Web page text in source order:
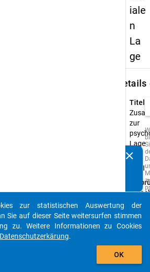
iale
n
La
ge
Details
Titel:
zur
Lage
Typ:
PAPI
clear
auto_stories
add_shopping_cart
zur statistischen Auswertung der
Sie auf dieser Seite weitersurfen stimmen
zu. Weitere Informationen zu Cookies
Datenschutzerkärung.
OK